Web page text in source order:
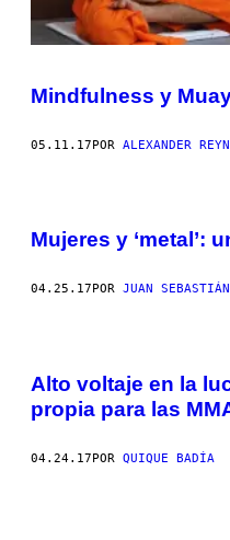
Mindfulness y
05.11.17POR ALEXANDER
Mujeres y ‘metal’:
04.25.17POR JUAN
Alto voltaje en la
propia para las
04.24.17POR QUIQUE BADÍA